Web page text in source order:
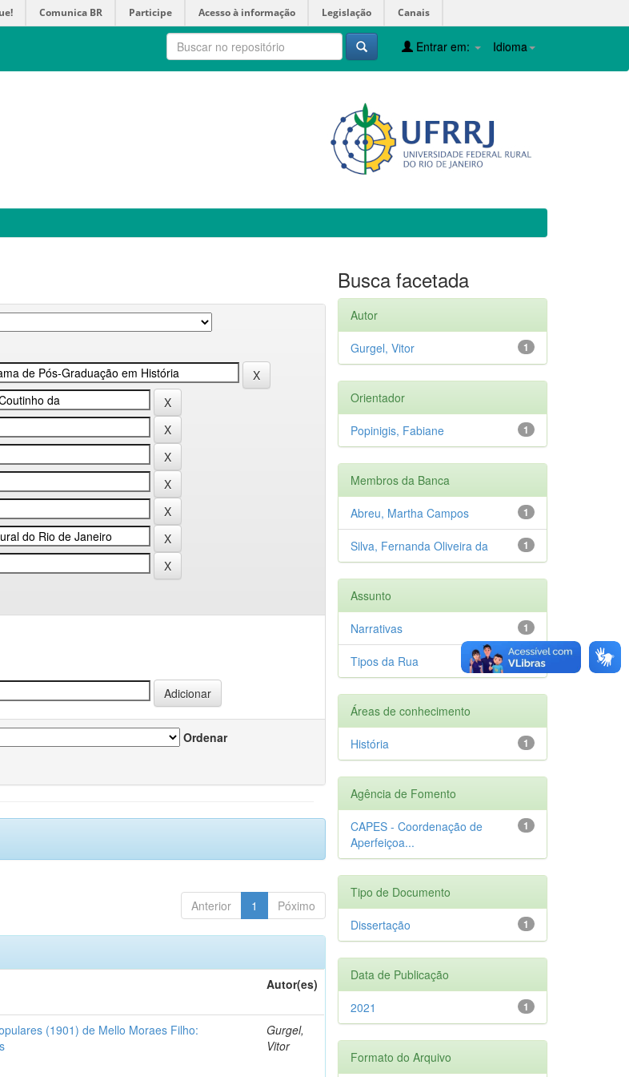
Comunica BR Participe Acesso à informação Legislação Canais
Idioma
Entrar em:
Ordenar
Anterior 1 Póximo
Autor(es)
(1901) de Mello Moraes Filho:
Gurgel,
Vitor
Busca facetada
Autor
1
Gurgel, Vitor
Orientador
1
Popinigis, Fabiane
Membros da Banca
1
Abreu, Martha Campos
1
Silva, Fernanda Oliveira da
Assunto
1
Narrativas
1
Tipos da Rua
Áreas de conhecimento
1
História
Agência de Fomento
1
CAPES - Coordenação de
Aperfeiçoa...
Tipo de Documento
1
Dissertação
Data de Publicação
1
2021
Formato do Arquivo